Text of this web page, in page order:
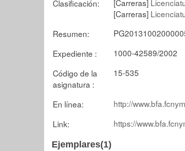
Clasificación:
[Carreras]
[Carreras]
Resumen:
Expediente :
1000-42589/2002
Código de la
asignatura :
15-535
En línea:
http://
Link:
https://
Ejemplares(1)